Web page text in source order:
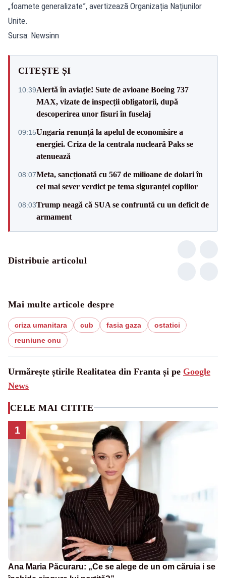
„foamete generalizate”, avertizează Organizația Națiunilor
Unite.
Sursa: Newsinn
CITEȘTE ȘI
10:39Alertă în aviație! Sute de avioane Boeing 737
MAX, vizate de inspecții obligatorii, după
descoperirea unor fisuri în fuselaj
09:15Ungaria renunță la apelul de economisire a
energiei. Criza de la centrala nucleară Paks se
atenuează
08:07Meta, sancționată cu 567 de milioane de dolari în
cel mai sever verdict pe tema siguranței copiilor
08:03Trump neagă că SUA se confruntă cu un deficit de
armament
Distribuie articolul
Mai multe articole despre
criza umanitara cub fasia gaza
ostatici
reuniune onu
Urmărește știrile Realitatea din Franta și pe Google
News
CELE MAI CITITE
1
Ana Maria Păcuraru: „Ce se alege de un om căruia i se